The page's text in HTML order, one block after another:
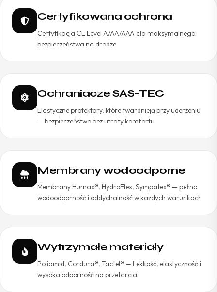
Certyfikowana ochrona
Certyfikacja CE Level A/AA/AAA dla maksymalnego
bezpieczeństwa na drodze
Ochraniacze SAS-TEC
Elastyczne protektory, które twardnieją przy uderzeniu
— bezpieczeństwo bez utraty komfortu
Membrany wodoodporne
Membrany Humax®, HydroFlex, Sympatex® — pełna
wodoodporność i oddychalność w każdych warunkach
Wytrzymałe materiały
Poliamid, Cordura®, Tactel® — Lekkość, elastyczność i
wysoka odporność na przetarcia